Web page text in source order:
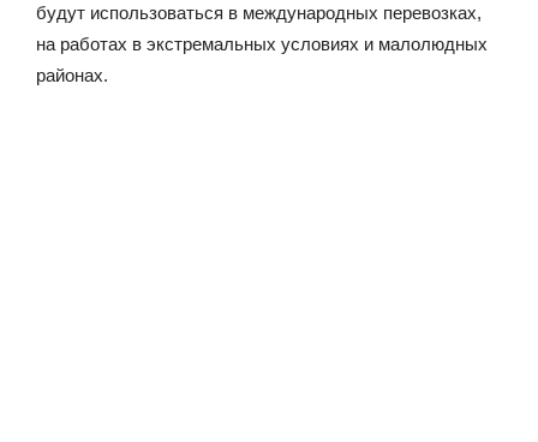
будут использоваться в международных перевозках,
на работах в экстремальных условиях и малолюдных
районах.